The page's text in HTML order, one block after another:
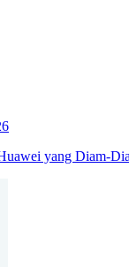
yang Diam-